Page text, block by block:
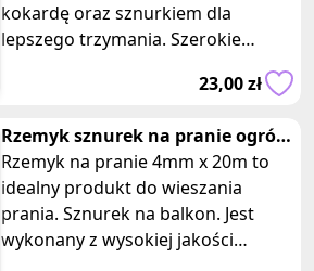
kokardę oraz sznurkiem dla
lepszego trzymania. Szerokie
rondo. Elegancki zamiennik letniej
23,00 zł
Rzemyk sznurek na pranie ogród
taras balkon 4mm x 20m
Rzemyk na pranie 4mm x 20m to
idealny produkt do wieszania
prania. Sznurek na balkon. Jest
wykonany z wysokiej jakości